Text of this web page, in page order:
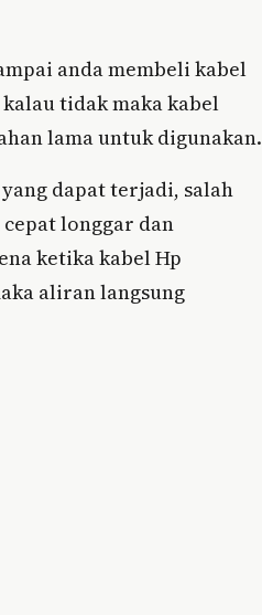
anda membeli kabel
tidak maka kabel
lama untuk digunakan.
dapat terjadi, salah
longgar dan
ketika kabel Hp
aliran langsung